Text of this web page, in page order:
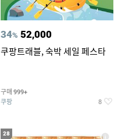
34% 52,000
쿠팡트래블, 숙박 세일 페스타
구매 999+
쿠팡 8
28